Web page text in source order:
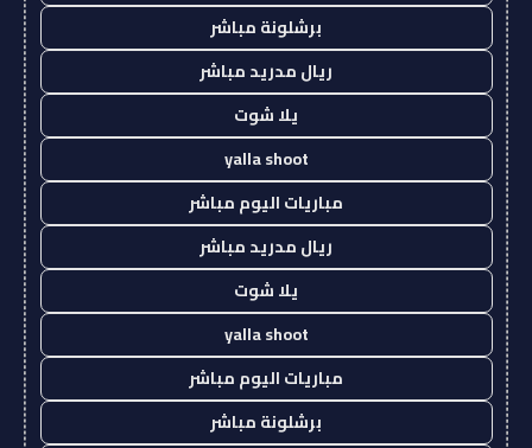
برشلونة مباشر
ريال مدريد مباشر
يلا شوت
yalla shoot
مباريات اليوم مباشر
ريال مدريد مباشر
يلا شوت
yalla shoot
مباريات اليوم مباشر
برشلونة مباشر